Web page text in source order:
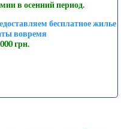
в осенний период.
бесплатное жилье
вовремя
грн.